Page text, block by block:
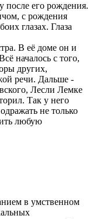
после его рождения.
с рождения
глазах. Глаза
В её доме он и
началось с того,
других,
речи. Дальше -
Лесли Лемке
Так у него
не только
любую
в умственном